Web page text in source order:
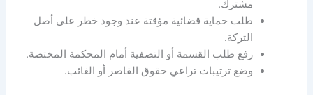
مشترك.
طلب حماية قضائية مؤقتة عند وجود خطر على أصل
التركة.
رفع طلب القسمة أو التصفية أمام المحكمة المختصة.
وضع ترتيبات تراعي حقوق القاصر أو الغائب.